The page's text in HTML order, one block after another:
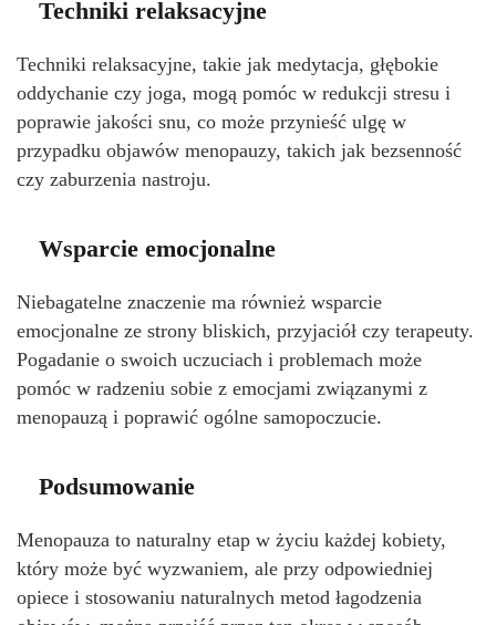
Techniki relaksacyjne
Techniki relaksacyjne, takie jak medytacja, głębokie
oddychanie czy joga, mogą pomóc w redukcji stresu i
poprawie jakości snu, co może przynieść ulgę w
przypadku objawów menopauzy, takich jak bezsenność
czy zaburzenia nastroju.
Wsparcie emocjonalne
Niebagatelne znaczenie ma również wsparcie
emocjonalne ze strony bliskich, przyjaciół czy terapeuty.
Pogadanie o swoich uczuciach i problemach może
pomóc w radzeniu sobie z emocjami związanymi z
menopauzą i poprawić ogólne samopoczucie.
Podsumowanie
Menopauza to naturalny etap w życiu każdej kobiety,
który może być wyzwaniem, ale przy odpowiedniej
opiece i stosowaniu naturalnych metod łagodzenia